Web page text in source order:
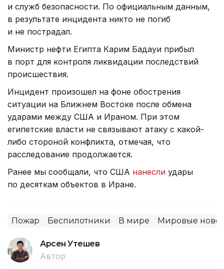
и служб безопасности. По официальным данным,
в результате инцидента никто не погиб
и не пострадал.
Министр нефти Египта Карим Бадауи прибыл
в порт для контроля ликвидации последствий
происшествия.
Инцидент произошел на фоне обострения
ситуации на Ближнем Востоке после обмена
ударами между США и Ираном. При этом
египетские власти не связывают атаку с какой-
либо стороной конфликта, отмечая, что
расследование продолжается.
Ранее мы сообщали, что США нанесли удары
по десяткам объектов в Иране.
Пожар Беспилотники В мире Мировые
Арсен Утешев
Автор